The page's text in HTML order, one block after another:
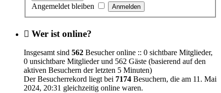
Angemeldet bleiben
Wer ist online?
Insgesamt sind 562 Besucher online :: 0 sichtbare Mitglieder,
0 unsichtbare Mitglieder und 562 Gäste (basierend auf den
aktiven Besuchern der letzten 5 Minuten)
Der Besucherrekord liegt bei 7174 Besuchern, die am 11. Mai
2024, 20:31 gleichzeitig online waren.